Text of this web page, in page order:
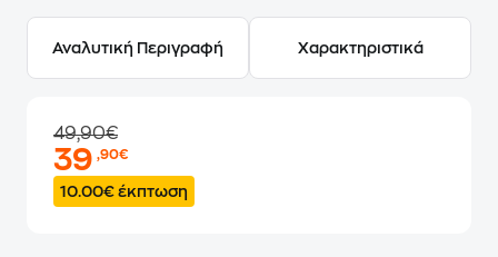
Αναλυτική Περιγραφή Χαρακτηριστικά
49,90€
39,90€
10.00€ έκπτωση